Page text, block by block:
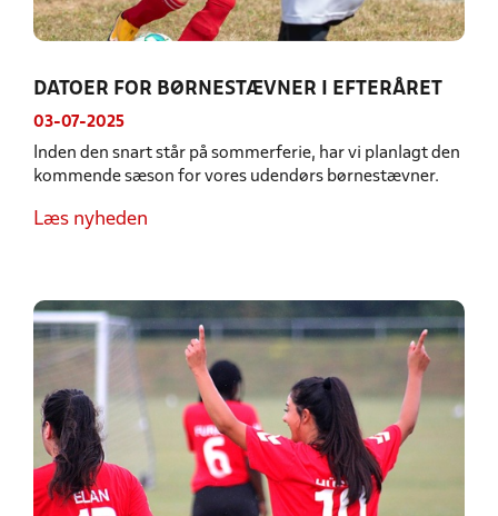
DATOER FOR BØRNESTÆVNER I EFTERÅRET
03-07-2025
Inden den snart står på sommerferie, har vi planlagt den
kommende sæson for vores udendørs børnestævner.
Læs nyheden